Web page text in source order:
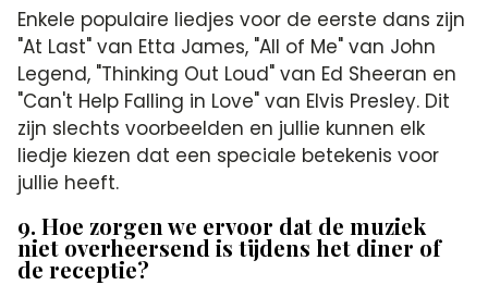
Enkele populaire liedjes voor de eerste dans zijn
"At Last" van Etta James, "All of Me" van John
Legend, "Thinking Out Loud" van Ed Sheeran en
"Can't Help Falling in Love" van Elvis Presley. Dit
zijn slechts voorbeelden en jullie kunnen elk
liedje kiezen dat een speciale betekenis voor
jullie heeft.
9. Hoe zorgen we ervoor dat de muziek
niet overheersend is tijdens het diner of
de receptie?